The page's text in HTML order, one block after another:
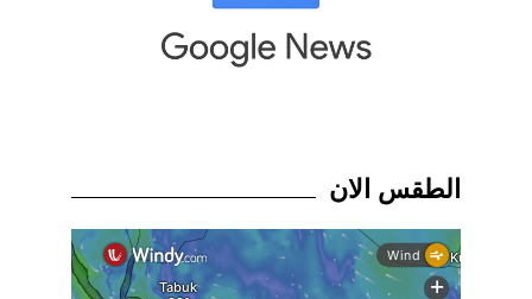
الطقس الان